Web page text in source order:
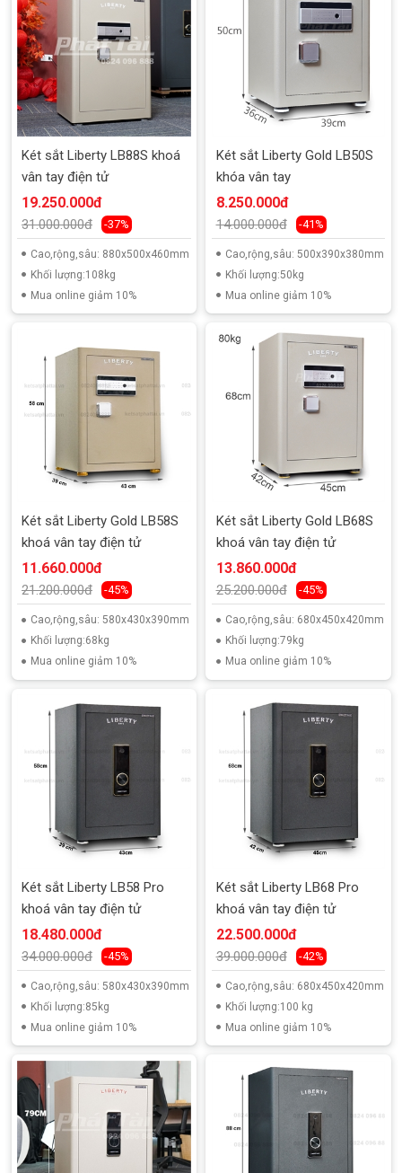
Két sắt Liberty LB88S khoá
vân tay điện tử
19.250.000đ
31.000.000đ -37%
Cao,rộng,sâu: 880x500x460mm
Khối lượng:108kg
Mua online giảm 10%
Két sắt Liberty Gold LB50S
khóa vân tay
8.250.000đ
14.000.000đ -41%
Cao,rộng,sâu: 500x390x380mm
Khối lượng:50kg
Mua online giảm 10%
Két sắt Liberty Gold LB58S
khoá vân tay điện tử
11.660.000đ
21.200.000đ -45%
Cao,rộng,sâu: 580x430x390mm
Khối lượng:68kg
Mua online giảm 10%
Két sắt Liberty Gold LB68S
khoá vân tay điện tử
13.860.000đ
25.200.000đ -45%
Cao,rộng,sâu: 680x450x420mm
Khối lượng:79kg
Mua online giảm 10%
Két sắt Liberty LB58 Pro
khoá vân tay điện tử
18.480.000đ
34.000.000đ -45%
Cao,rộng,sâu: 580x430x390mm
Khối lượng:85kg
Mua online giảm 10%
Két sắt Liberty LB68 Pro
khoá vân tay điện tử
22.500.000đ
39.000.000đ -42%
Cao,rộng,sâu: 680x450x420mm
Khối lượng:100 kg
Mua online giảm 10%